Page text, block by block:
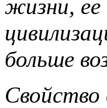
жизни,
больше
Свойство